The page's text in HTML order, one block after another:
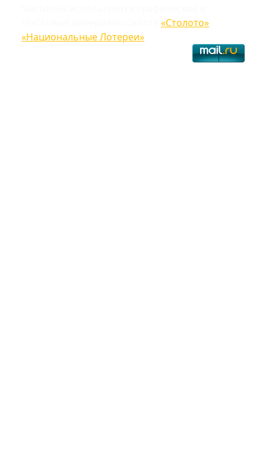
«Столото»
«Национальные Лотереи»